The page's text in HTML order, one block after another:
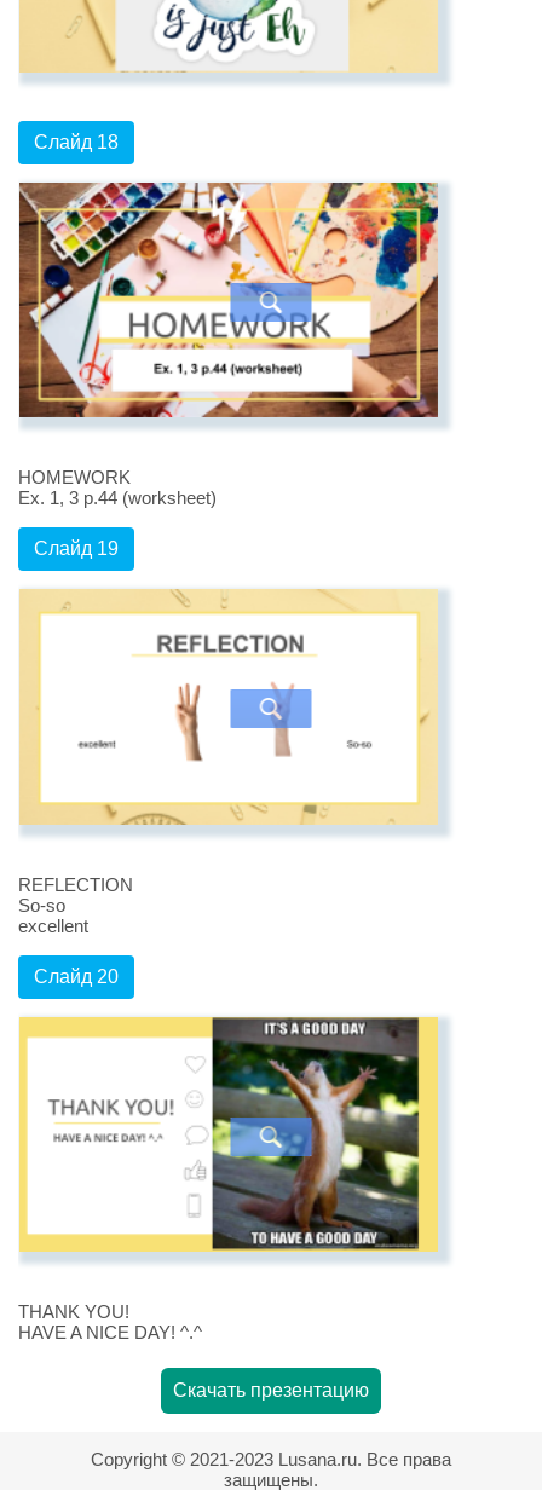
Слайд 18
HOMEWORK
Ex. 1, 3 p.44 (worksheet)
Слайд 19
REFLECTION
So-so
excellent
Слайд 20
THANK YOU!
HAVE A NICE DAY! ^.^
Скачать презентацию
Copyright © 2021-2023 Lusana.ru. Все права
защищены.